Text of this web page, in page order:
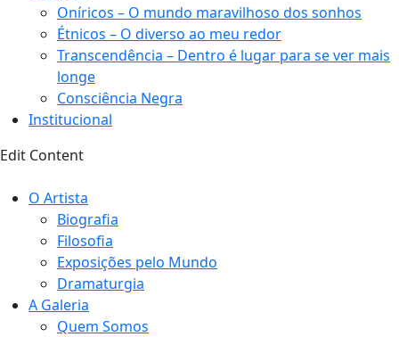
Oníricos – O mundo maravilhoso dos sonhos
Étnicos – O diverso ao meu redor
Transcendência – Dentro é lugar para se ver mais
longe
Consciência Negra
Institucional
Edit Content
O Artista
Biografia
Filosofia
Exposições pelo Mundo
Dramaturgia
A Galeria
Quem Somos